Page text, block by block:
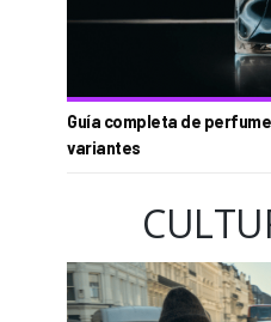
Guía completa de
variantes